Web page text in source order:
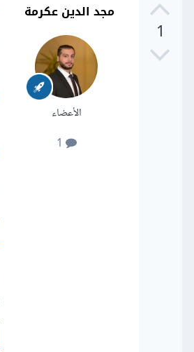
1
مجد الدين عكرمة
الأعضاء